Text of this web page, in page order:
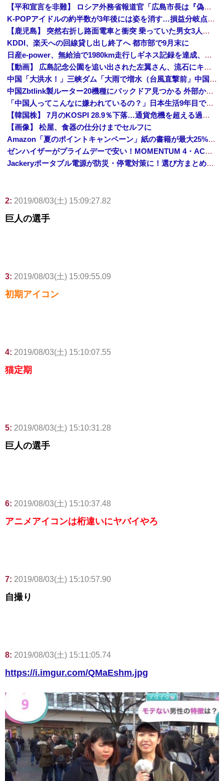
【平和宣言を非難】 ロシア外務省報道官「広島市長は『偽りの呪文』繰り返している」
K-POPアイドルの約半数が3年後には姿を消す…損益分岐点突破は4％未満
【鹿児島】 突然右折し路面電車と衝突 乗っていた男女3人は車を放置しダッシュで逃走中
KDDI、楽天への回線貸し出し終了へ 都市部で9月末に
日産e-power、無給油で1980km走行しギネス記録を達成、無駄な発電や送電ロスなくEVよりエコを証明
【動画】 広島記念公園を追い出された左翼さん、流石にキモすぎて炎上
中国「大洪水！」三峡ダム「大雨で増水（台風直撃前」中国ダム「緊急放流！」中国鉄道「列車が走行中に流される」中国避難所「支援物資は有料です」謎の勢力「え」→
中国Zbtlink製ルーター20機種にバックドア見つかる 外部から完全制御のおそれ
「中国人ってこんなに嫌われているの？」日本生活9年目で明かす本心！
【韓国株】 7月のKOSPI 28.9％下落…通貨危機を超える過去最大の下げ幅
【画像】 松屋、食器の仕分けまでセルフに
Amazon「夏のポイントキャンペーン」紙の書籍が最大25%ポイント還元 対象と条件を整理（2026年7月）
ゼンハイザーがプライムデーで安い！MOMENTUM 4・ACCENTUMなど対象モデルまとめ！
Jackeryポータブル電源が防災・停電対策に！選び方まとめ【プライムデー最終日】
2: 2019/08/03(土) 15:09:27.82
巨人の選手
3: 2019/08/03(土) 15:09:55.09
初期アイコン
4: 2019/08/03(土) 15:10:07.55
猫定期
5: 2019/08/03(土) 15:10:31.28
巨人の選手
6: 2019/08/03(土) 15:10:37.48
アニメアイコンは桁違いにヤバイやろ
7: 2019/08/03(土) 15:10:57.90
自撮り
8: 2019/08/03(土) 15:11:05.74
https://i.imgur.com/QMaEshm.jpg